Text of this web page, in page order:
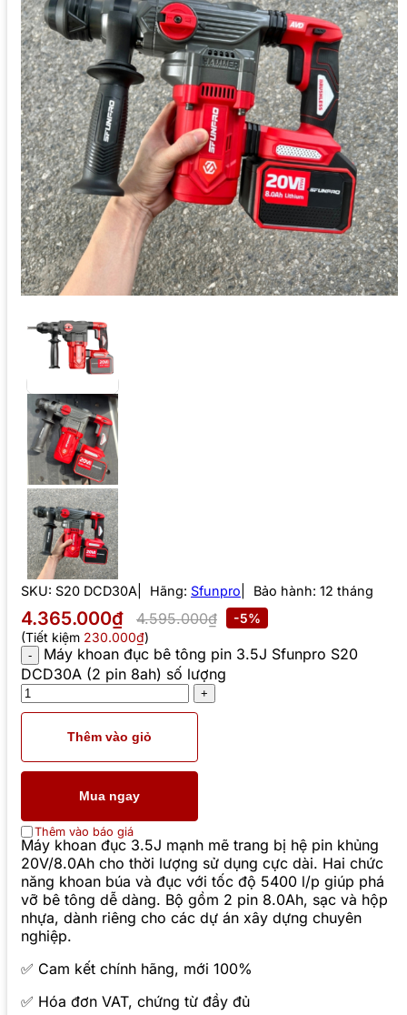
SKU: S20 DCD30A Hãng: Sfunpro Bảo hành: 12 tháng
4.365.000₫ 4.595.000₫
-5%
(Tiết kiệm 230.000₫)
Máy khoan đục bê tông pin 3.5J Sfunpro S20
DCD30A (2 pin 8ah) số lượng
Thêm vào giỏ
Mua ngay
Thêm vào báo giá
Máy khoan đục 3.5J mạnh mẽ trang bị hệ pin khủng
20V/8.0Ah cho thời lượng sử dụng cực dài. Hai chức
năng khoan búa và đục với tốc độ 5400 l/p giúp phá
vỡ bê tông dễ dàng. Bộ gồm 2 pin 8.0Ah, sạc và hộp
nhựa, dành riêng cho các dự án xây dựng chuyên
nghiệp.
✅ Cam kết chính hãng, mới 100%
✅ Hóa đơn VAT, chứng từ đầy đủ